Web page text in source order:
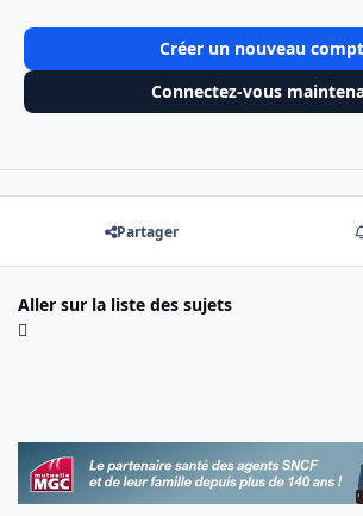
Créer un nouveau
Connectez-vous
Partager
Aller sur la liste des sujets